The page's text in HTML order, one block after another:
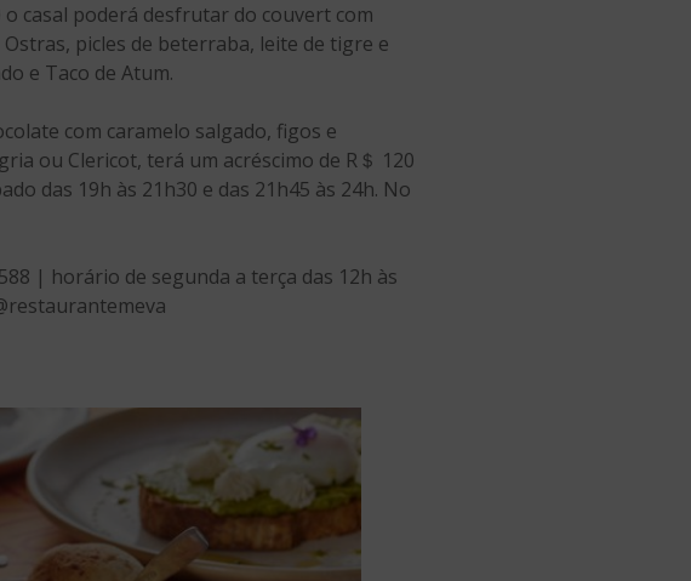
casal poderá desfrutar do couvert com
picles de beterraba, leite de tigre e
e Taco de Atum.
com caramelo salgado, figos e
ou Clericot, terá um acréscimo de R＄ 120
das 19h às 21h30 e das 21h45 às 24h. No
| horário de segunda a terça das 12h às